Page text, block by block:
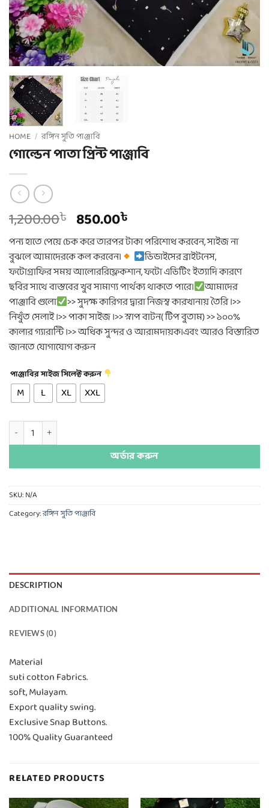
HOME / রঙ্গিন সুতি পাঞ্জাবি
গোল্ডেন পাতা প্রিন্ট পাঞ্জাবি
1,200.00৳ Original
price
was:
1,200.00৳ .
850.00৳
price
is:
850.00৳ .
পন্য হাতে পেয়ে চেক করে তারপর টাকা পরিশোধ করবেন, সাইজ না
বুঝলে আমাদেরকে কল করবেন।
ডিভাইসের ব্রাইটনেস,
ফটোগ্রাফির সময় আলোররিফ্লেকশান, ফটো এডিটিং ইত্যাদি কারণে
ছবির সাথে বাস্তবের খুব সামাণ্য পার্থক্য থাকতে পারে।
আমাদের
পাঞ্জাবি গুলো
>> সুদক্ষ কারিগর দ্বারা নিজস্ব কারখানায় তৈরি ।>>
নিখুঁত সেলাই ।>> পাকা সাইজ ।>> স্নাপ বাটন( টিপ বুতাম) >> ১০০%
কালার গ্যারান্টি ।>> অধিক সুন্দর ও আরামদায়ক।এবং আরও বিস্তারিত
জানতে যোগাযোগ করুন
পাঞ্জাবির সাইজ সিলেক্ট করুন
M L XL XXL
গোল্ডেন পাতা প্রিন্ট পাঞ্জাবি quantity
অর্ডার করুন
SKU:N/A
Category:রঙ্গিন সুতি পাঞ্জাবি
DESCRIPTION
ADDITIONAL INFORMATION
REVIEWS (0)
Material
suti cotton Fabrics.
soft, Mulayam.
Export quality swing.
Exclusive Snap Buttons.
100% Quality Guaranteed
RELATED PRODUCTS